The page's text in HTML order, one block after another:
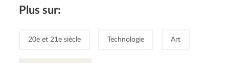
Plus sur:
20e et 21e siècle Technologie Art